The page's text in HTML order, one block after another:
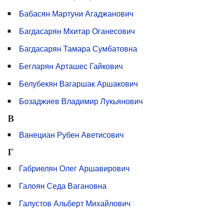
Бабасян Мартуни Агаджанович
Багдасарян Мхитар Оганесович
Багдасарян Тамара Сумбатовна
Бегларян Арташес Гайкович
Белубекян Вагаршак Аршакович
Бозаджиев Владимир Лукьянович
В
Ванециан Рубен Аветисович
Г
Габриелян Олег Аршавирович
Галоян Седа Вагановна
Галустов Альберт Михайлович